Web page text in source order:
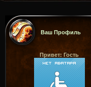
Ваш Профиль
Привет: Гость